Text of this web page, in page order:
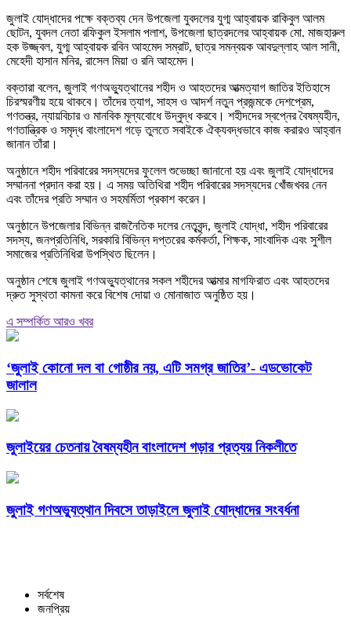
জুলাই যোদ্ধাদের পক্ষে বক্তব্য দেন উপজেলা যুবদলের যুগ্ম আহ্বায়ক রাকিবুল আলম
ছোটন, যুবদল নেতা রফিকুল ইসলাম পলাশ, উপজেলা ছাত্রদলের আহ্বায়ক মো. মাজহারুল
হক উজ্জ্বল, যুগ্ম আহ্বায়ক রবিন আহমেদ সম্রাট, ছাত্র সমন্বয়ক আবদুল্লাহ আল সানী,
মেহেদী হাসান মনির, রাসেল মিয়া ও রনি আহমেদ।
বক্তারা বলেন, জুলাই গণঅভ্যুত্থানের শহীদ ও আহতদের আত্মত্যাগ জাতির ইতিহাসে
চিরস্মরণীয় হয়ে থাকবে। তাঁদের ত্যাগ, সাহস ও আদর্শ নতুন প্রজন্মকে দেশপ্রেম,
গণতন্ত্র, ন্যায়বিচার ও মানবিক মূল্যবোধে উদ্বুদ্ধ করবে। শহীদদের স্বপ্নের বৈষম্যহীন,
গণতান্ত্রিক ও সমৃদ্ধ বাংলাদেশ গড়ে তুলতে সবাইকে ঐক্যবদ্ধভাবে কাজ করারও আহ্বান
জানান তাঁরা।
অনুষ্ঠানে শহীদ পরিবারের সদস্যদের ফুলেল শুভেচ্ছা জানানো হয় এবং জুলাই যোদ্ধাদের
সম্মাননা প্রদান করা হয়। এ সময় অতিথিরা শহীদ পরিবারের সদস্যদের খোঁজখবর নেন
এবং তাঁদের প্রতি সম্মান ও সহমর্মিতা প্রকাশ করেন।
অনুষ্ঠানে উপজেলার বিভিন্ন রাজনৈতিক দলের নেতৃবৃন্দ, জুলাই যোদ্ধা, শহীদ পরিবারের
সদস্য, জনপ্রতিনিধি, সরকারি বিভিন্ন দপ্তরের কর্মকর্তা, শিক্ষক, সাংবাদিক এবং সুশীল
সমাজের প্রতিনিধিরা উপস্থিত ছিলেন।
অনুষ্ঠান শেষে জুলাই গণঅভ্যুত্থানের সকল শহীদের আত্মার মাগফিরাত এবং আহতদের
দ্রুত সুস্থতা কামনা করে বিশেষ দোয়া ও মোনাজাত অনুষ্ঠিত হয়।
এ সম্পর্কিত আরও খবর
‘জুলাই কোনো দল বা গোষ্ঠীর নয়, এটি সমগ্র জাতির’- এডভোকেট
জালাল
জুলাইয়ের চেতনায় বৈষম্যহীন বাংলাদেশ গড়ার প্রত্যয় নিকলীতে
জুলাই গণঅভ্যুত্থান দিবসে তাড়াইলে জুলাই যোদ্ধাদের সংবর্ধনা
সর্বশেষ
জনপ্রিয়